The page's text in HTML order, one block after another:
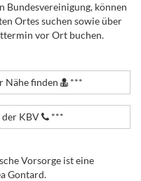
Bundesvereinigung, können
Ortes suchen sowie über
vor Ort buchen.
Nähe finden ***
der KBV ***
Vorsorge ist eine
Gontard.